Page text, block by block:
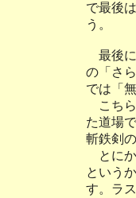
で最後
う。
最後に
の「さ
では「
こちら
た道場
斬鉄剣
とにか
という
す。ラ